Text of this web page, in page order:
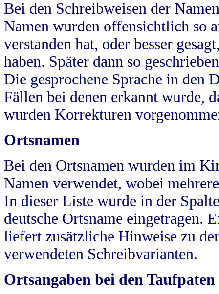
Bei den Schreibweisen der
Namen wurden offensichtlich so
verstanden hat, oder besser
haben. Später dann so
Die gesprochene Sprache in
Fällen bei denen erkannt wurde,
wurden Korrekturen
Ortsnamen
Bei den Ortsnamen wurden im
Namen verwendet, wobei
In dieser Liste wurde in der
deutsche Ortsname eingetragen.
liefert zusätzliche Hinweise zu
verwendeten Schreibvarianten.
Ortsangaben bei den Taufpaten